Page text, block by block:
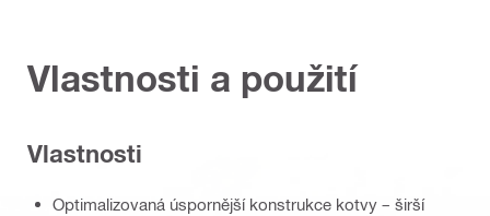
Vlastnosti a použití
Vlastnosti
Optimalizovaná úspornější konstrukce kotvy – širší